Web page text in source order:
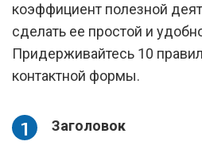
коэффициент полезной
сделать ее простой и
Придерживайтесь 10
контактной формы.
Заголовок